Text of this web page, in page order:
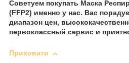
Советуем покупать Маска
(FFP2) именно у нас. Вас
диапазон цен,
первоклассный сервис и
Приховати